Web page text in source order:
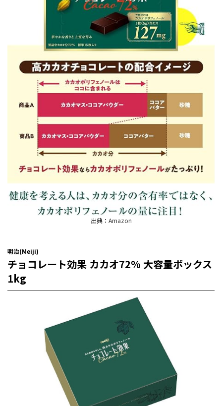
出典： Amazon
明治(Meiji)
チョコレート効果 カカオ72% 大容量ボックス
1kg